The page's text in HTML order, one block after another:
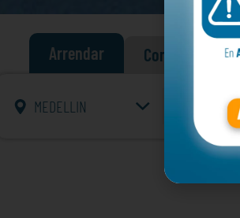
Arrendar Comprar
MEDELLIN